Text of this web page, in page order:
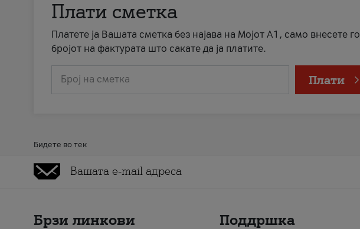
Плати сметка
Платете ја Вашата сметка без најава на Мојот А1, само внесете го
бројот на фактурата што сакате да ја платите.
Број на сметка Плати
Бидете во тек
Брзи линкови Поддршка